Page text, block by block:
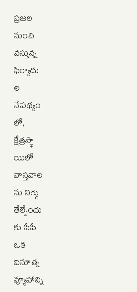
ప్రజల
నుంచి
వస్తున్న
ఫిర్యాదు
ల
నేపథ్యం
లో,
క్షేత్రస్థా
యిలో
వాస్తవాల
ను నిగ్గు
తేల్చేందు
కు సీపీ
ఒక
వినూత్న
వ్యూహాన్ని